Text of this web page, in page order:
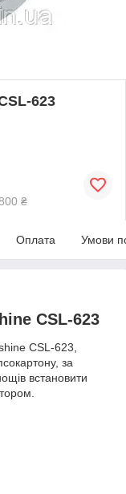
623
₴
Оплата Умови
CSL-623
CSL-623,
за
встановити